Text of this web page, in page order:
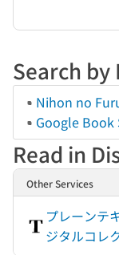
Search
Nihon no
Google Book
Read in
Other Services
プレーンテ
ジタルコレ